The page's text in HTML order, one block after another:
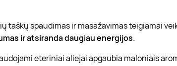
taškų spaudimas ir masažavimas teigiamai
ir atsiranda daugiau energijos.
eteriniai aliejai apgaubia maloniais